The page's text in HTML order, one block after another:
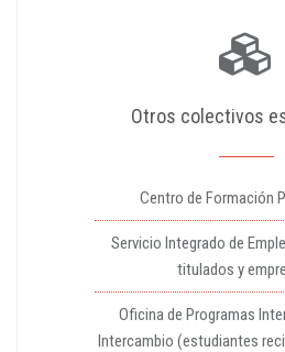
Otros colectivos
Centro de Formación
Servicio Integrado de
titulados y
Oficina de Programas
Intercambio (estudiantes